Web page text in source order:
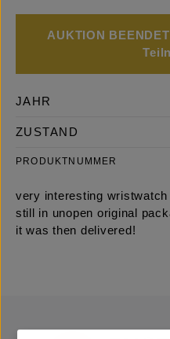
AUKTION
JAHR
ZUSTAND
PRODUKTNUMMER
very interesting
still in unopen original
it was then delivered!